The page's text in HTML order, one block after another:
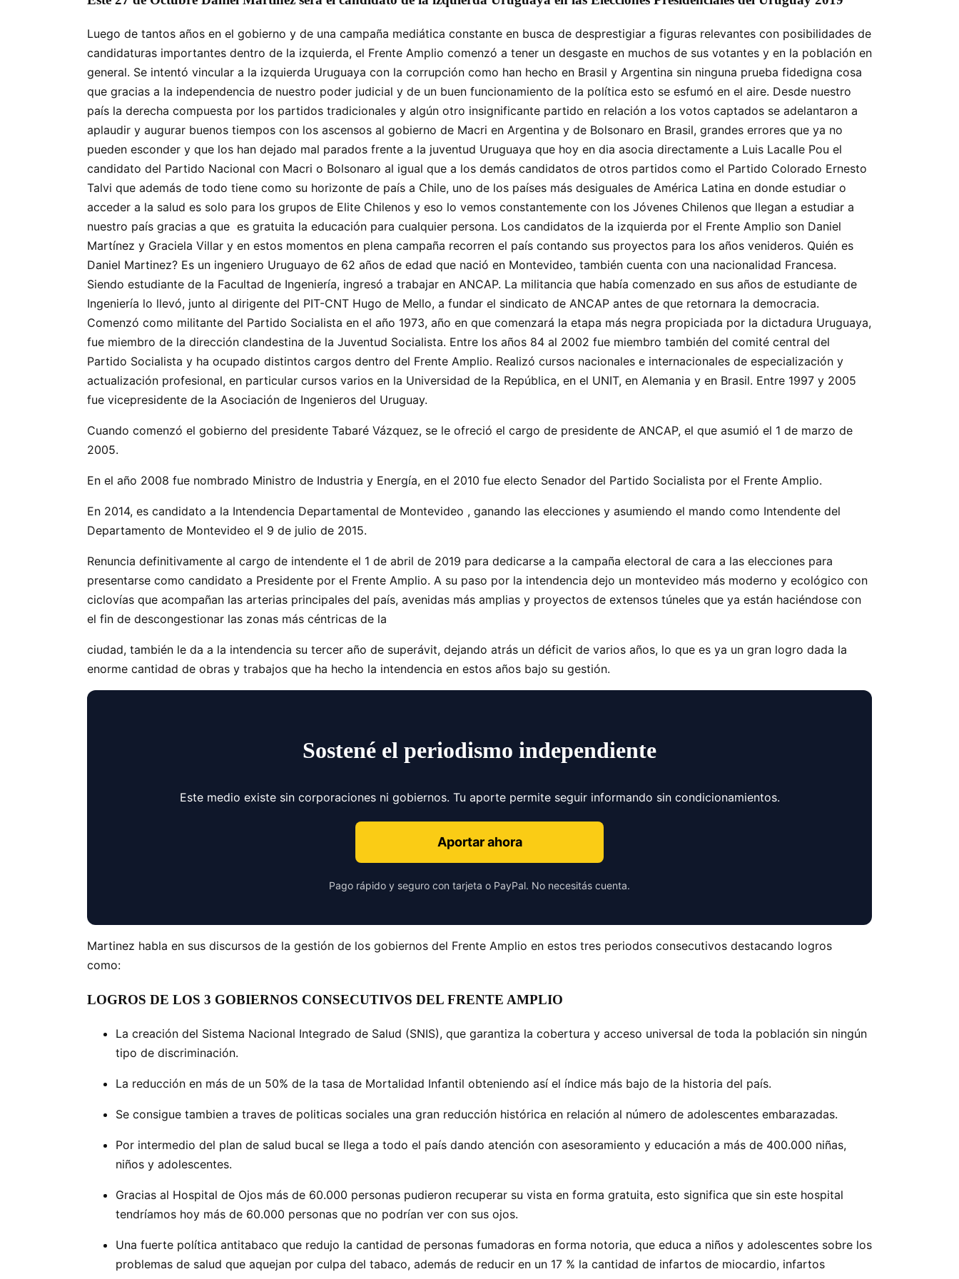
Luego de tantos años en el gobierno y de una campaña mediática constante en busca de desprestigiar a figuras relevantes con posibilidades de
candidaturas importantes dentro de la izquierda, el Frente Amplio comenzó a tener un desgaste en muchos de sus votantes y en la población en
general. Se intentó vincular a la izquierda Uruguaya con la corrupción como han hecho en Brasil y Argentina sin ninguna prueba fidedigna cosa
que gracias a la independencia de nuestro poder judicial y de un buen funcionamiento de la política esto se esfumó en el aire. Desde nuestro
país la derecha compuesta por los partidos tradicionales y algún otro insignificante partido en relación a los votos captados se adelantaron a
aplaudir y augurar buenos tiempos con los ascensos al gobierno de Macri en Argentina y de Bolsonaro en Brasil, grandes errores que ya no
pueden esconder y que los han dejado mal parados frente a la juventud Uruguaya que hoy en dia asocia directamente a Luis Lacalle Pou el
candidato del Partido Nacional con Macri o Bolsonaro al igual que a los demás candidatos de otros partidos como el Partido Colorado Ernesto
Talvi que además de todo tiene como su horizonte de país a Chile, uno de los países más desiguales de América Latina en donde estudiar o
acceder a la salud es solo para los grupos de Elite Chilenos y eso lo vemos constantemente con los Jóvenes Chilenos que llegan a estudiar a
nuestro país gracias a que es gratuita la educación para cualquier persona. Los candidatos de la izquierda por el Frente Amplio son Daniel
Martínez y Graciela Villar y en estos momentos en plena campaña recorren el país contando sus proyectos para los años venideros. Quién es
Daniel Martinez? Es un ingeniero Uruguayo de 62 años de edad que nació en Montevideo, también cuenta con una nacionalidad Francesa.
Siendo estudiante de la Facultad de Ingeniería, ingresó a trabajar en ANCAP. La militancia que había comenzado en sus años de estudiante de
Ingeniería lo llevó, junto al dirigente del PIT-CNT Hugo de Mello, a fundar el sindicato de ANCAP antes de que retornara la democracia.
Comenzó como militante del Partido Socialista en el año 1973, año en que comenzará la etapa más negra propiciada por la dictadura Uruguaya,
fue miembro de la dirección clandestina de la Juventud Socialista. Entre los años 84 al 2002 fue miembro también del comité central del
Partido Socialista y ha ocupado distintos cargos dentro del Frente Amplio. Realizó cursos nacionales e internacionales de especialización y
actualización profesional, en particular cursos varios en la Universidad de la República, en el UNIT, en Alemania y en Brasil. Entre 1997 y 2005
fue vicepresidente de la Asociación de Ingenieros del Uruguay.
Cuando comenzó el gobierno del presidente Tabaré Vázquez, se le ofreció el cargo de presidente de ANCAP, el que asumió el 1 de marzo de
2005.
En el año 2008 fue nombrado Ministro de Industria y Energía, en el 2010 fue electo Senador del Partido Socialista por el Frente Amplio.
En 2014, es candidato a la Intendencia Departamental de Montevideo , ganando las elecciones y asumiendo el mando como Intendente del
Departamento de Montevideo el 9 de julio de 2015.
Renuncia definitivamente al cargo de intendente el 1 de abril de 2019 para dedicarse a la campaña electoral de cara a las elecciones para
presentarse como candidato a Presidente por el Frente Amplio. A su paso por la intendencia dejo un montevideo más moderno y ecológico con
ciclovías que acompañan las arterias principales del país, avenidas más amplias y proyectos de extensos túneles que ya están haciéndose con
el fin de descongestionar las zonas más céntricas de la
ciudad, también le da a la intendencia su tercer año de superávit, dejando atrás un déficit de varios años, lo que es ya un gran logro dada la
enorme cantidad de obras y trabajos que ha hecho la intendencia en estos años bajo su gestión.
Sostené el periodismo independiente
Este medio existe sin corporaciones ni gobiernos. Tu aporte permite seguir informando sin condicionamientos.
Aportar ahora
Pago rápido y seguro con tarjeta o PayPal. No necesitás cuenta.
Martinez habla en sus discursos de la gestión de los gobiernos del Frente Amplio en estos tres periodos consecutivos destacando logros
como:
LOGROS DE LOS 3 GOBIERNOS CONSECUTIVOS DEL FRENTE AMPLIO
La creación del Sistema Nacional Integrado de Salud (SNIS), que garantiza la cobertura y acceso universal de toda la población sin ningún
tipo de discriminación.
La reducción en más de un 50% de la tasa de Mortalidad Infantil obteniendo así el índice más bajo de la historia del país.
Se consigue tambien a traves de politicas sociales una gran reducción histórica en relación al número de adolescentes embarazadas.
Por intermedio del plan de salud bucal se llega a todo el país dando atención con asesoramiento y educación a más de 400.000 niñas,
niños y adolescentes.
Gracias al Hospital de Ojos más de 60.000 personas pudieron recuperar su vista en forma gratuita, esto significa que sin este hospital
tendríamos hoy más de 60.000 personas que no podrían ver con sus ojos.
Una fuerte política antitabaco que redujo la cantidad de personas fumadoras en forma notoria, que educa a niños y adolescentes sobre los
problemas de salud que aquejan por culpa del tabaco, además de reducir en un 17 % la cantidad de infartos de miocardio, infartos